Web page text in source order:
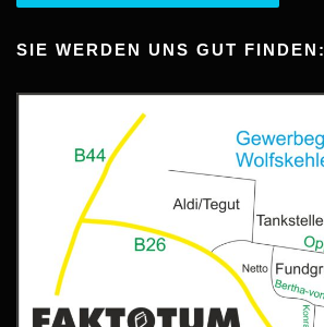
SIE WERDEN UNS GUT FINDEN: